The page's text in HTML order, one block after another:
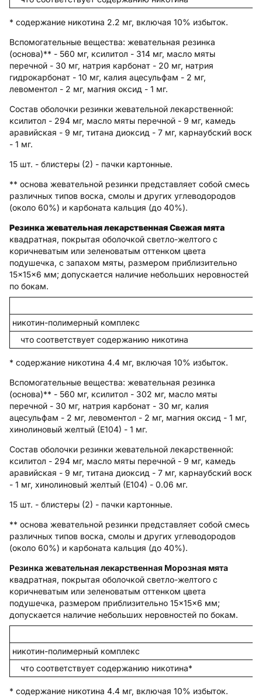
* содержание никотина 2.2 мг, включая 10% избыток.
Вспомогательные вещества: жевательная резинка
(основа)** - 560 мг, ксилитол - 314 мг, масло мяты
перечной - 30 мг, натрия карбонат - 20 мг, натрия
гидрокарбонат - 10 мг, калия ацесульфам - 2 мг,
левоментол - 2 мг, магния оксид - 1 мг.
Состав оболочки резинки жевательной лекарственной:
ксилитол - 294 мг, масло мяты перечной - 9 мг, камедь
аравийская - 9 мг, титана диоксид - 7 мг, карнаубский воск
- 1 мг.
15 шт. - блистеры (2) - пачки картонные.
** основа жевательной резинки представляет собой смесь
различных типов воска, смолы и других углеводородов
(около 60%) и карбоната кальция (до 40%).
Резинка жевательная лекарственная Свежая мята
квадратная, покрытая оболочкой светло-желтого с
коричневатым или зеленоватым оттенком цвета
подушечка, с запахом мяты, размером приблизительно
15×15×6 мм; допускается наличие небольших неровностей
по бокам.
никотин-полимерный комплекс
что соответствует содержанию никотина
* содержание никотина 4.4 мг, включая 10% избыток.
Вспомогательные вещества: жевательная резинка
(основа)** - 560 мг, ксилитол - 302 мг, масло мяты
перечной - 30 мг, натрия карбонат - 30 мг, калия
ацесульфам - 2 мг, левоментол - 2 мг, магния оксид - 1 мг,
хинолиновый желтый (Е104) - 1 мг.
Состав оболочки резинки жевательной лекарственной:
ксилитол - 294 мг, масло мяты перечной - 9 мг, камедь
аравийская - 9 мг, титана диоксид - 7 мг, карнаубский воск
- 1 мг, хинолиновый желтый (Е104) - 0.06 мг.
15 шт. - блистеры (2) - пачки картонные.
** основа жевательной резинки представляет собой смесь
различных типов воска, смолы и других углеводородов
(около 60%) и карбоната кальция (до 40%).
Резинка жевательная лекарственная Морозная мята
квадратная, покрытая оболочкой светло-желтого с
коричневатым или зеленоватым оттенком цвета
подушечка, размером приблизительно 15×15×6 мм;
допускается наличие небольших неровностей по бокам.
никотин-полимерный комплекс
что соответствует содержанию никотина*
* содержание никотина 4.4 мг, включая 10% избыток.